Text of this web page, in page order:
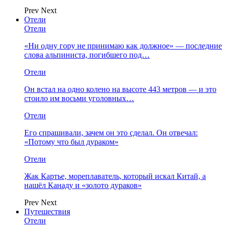
Prev Next
Отели
Отели
«Ни одну гору не принимаю как должное» — последние
слова альпиниста, погибшего под…
Отели
Он встал на одно колено на высоте 443 метров — и это
стоило им восьми уголовных…
Отели
Его спрашивали, зачем он это сделал. Он отвечал:
«Потому что был дураком»
Отели
Жак Картье, мореплаватель, который искал Китай, а
нашёл Канаду и «золото дураков»
Prev Next
Путешествия
Отели